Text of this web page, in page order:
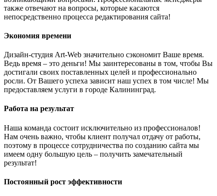
также отвечают на вопросы, которые касаются
непосредственно процесса редактирования сайта!
Экономия времени
Дизайн-студия Art-Web значительно сэкономит Ваше время.
Ведь время – это деньги! Мы заинтересованы в том, чтобы Вы
достигали своих поставленных целей и профессионально
росли. От Вашего успеха зависит наш успех в том числе! Мы
предоставляем услуги в городе Калининград.
Работа на результат
Наша команда состоит исключительно из профессионалов!
Нам очень важно, чтобы клиент получал отдачу от работы,
поэтому в процессе сотрудничества по созданию сайта мы
имеем одну большую цель – получить замечательный
результат!
Постоянный рост эффективности